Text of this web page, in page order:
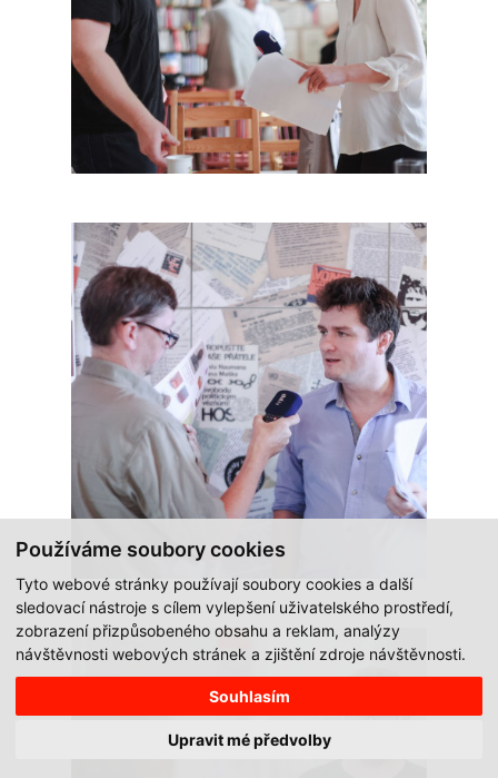
Používáme soubory cookies
Tyto webové stránky používají soubory cookies a další
sledovací nástroje s cílem vylepšení uživatelského prostředí,
zobrazení přizpůsobeného obsahu a reklam, analýzy
návštěvnosti webových stránek a zjištění zdroje návštěvnosti.
Souhlasím
Upravit mé předvolby